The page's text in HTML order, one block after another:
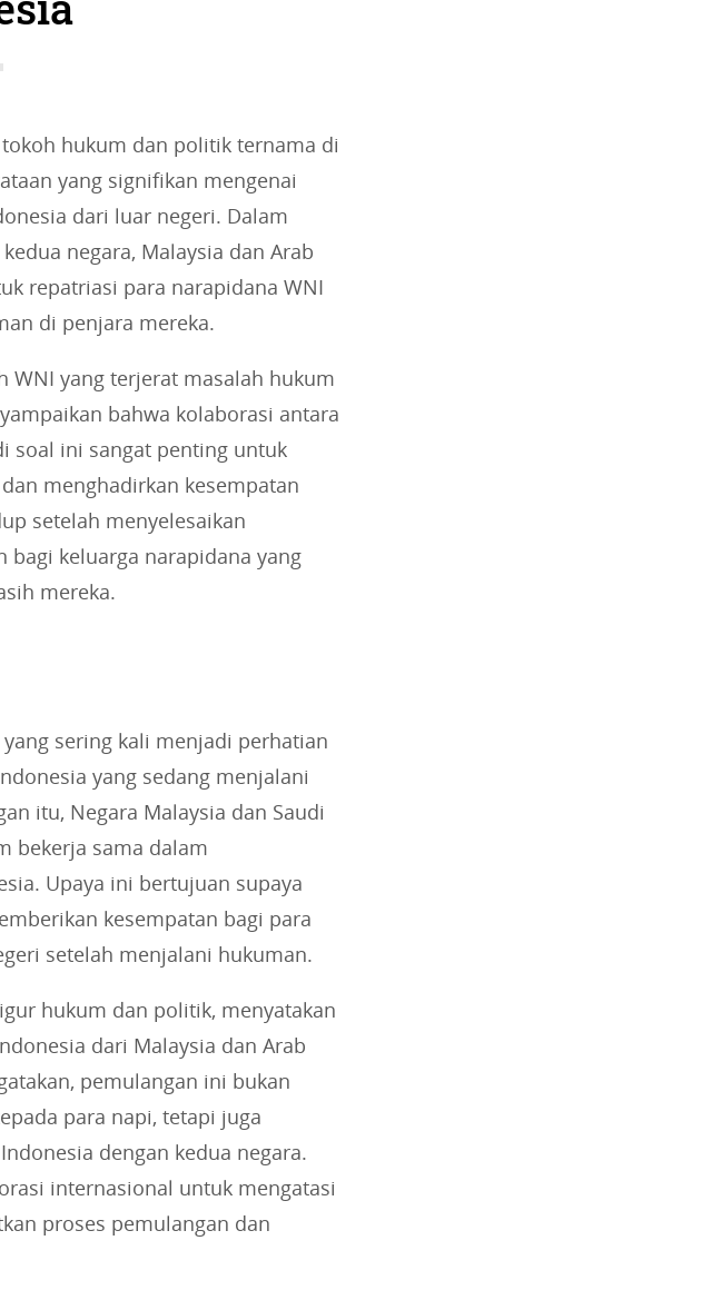
hukum dan politik ternama di
yang signifikan mengenai
dari luar negeri. Dalam
negara, Malaysia dan Arab
repatriasi para narapidana WNI
di penjara mereka.
WNI yang terjerat masalah hukum
bahwa kolaborasi antara
soal ini sangat penting untuk
menghadirkan kesempatan
setelah menyelesaikan
bagi keluarga narapidana yang
mereka.
sering kali menjadi perhatian
yang sedang menjalani
itu, Negara Malaysia dan Saudi
bekerja sama dalam
Upaya ini bertujuan supaya
kesempatan bagi para
setelah menjalani hukuman.
hukum dan politik, menyatakan
dari Malaysia dan Arab
pemulangan ini bukan
para napi, tetapi juga
dengan kedua negara.
internasional untuk mengatasi
proses pemulangan dan